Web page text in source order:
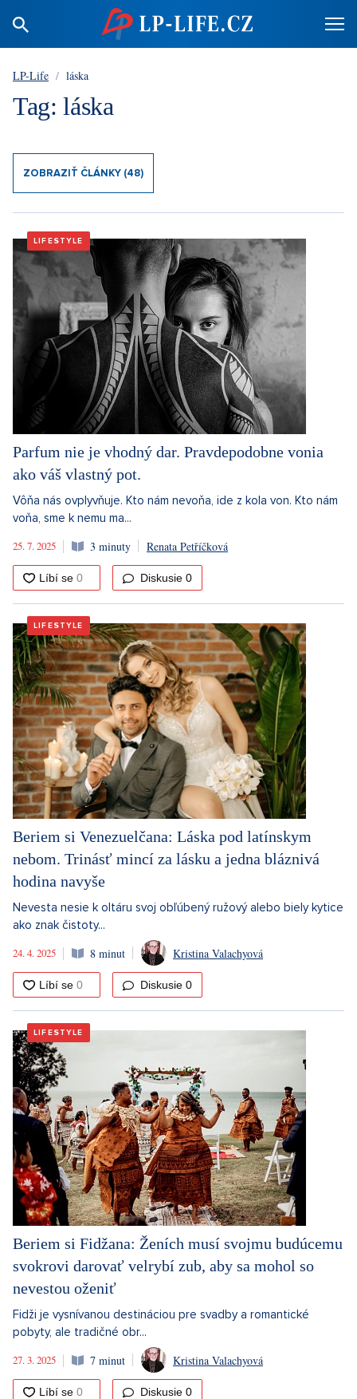
LP-Life / láska
Tag: láska
ZOBRAZIŤ ČLÁNKY (48)
LIFESTYLE
Parfum nie je vhodný dar. Pravdepodobne vonia
ako váš vlastný pot.
Vôňa nás ovplyvňuje. Kto nám nevoňa, ide z kola von. Kto nám
voňa, sme k nemu ma...
25. 7. 2025
3 minuty Renata Petříčková
Diskusie 0
LIFESTYLE
Beriem si Venezuelčana: Láska pod latínskym
nebom. Trinásť mincí za lásku a jedna bláznivá
hodina navyše
Nevesta nesie k oltáru svoj obľúbený ružový alebo biely kytice
ako znak čistoty...
24. 4. 2025
8 minut Kristina Valachyová
Diskusie 0
LIFESTYLE
Beriem si Fidžana: Ženích musí svojmu budúcemu
svokrovi darovať velrybí zub, aby sa mohol so
nevestou oženiť
Fidži je vysnívanou destináciou pre svadby a romantické
pobyty, ale tradičné obr...
27. 3. 2025
7 minut Kristina Valachyová
Diskusie 0